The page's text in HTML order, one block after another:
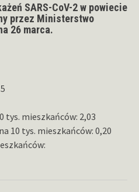
SARS-CoV-2 w powiecie
przez Ministerstwo
26 marca.
tys. mieszkańców: 2,03
10 tys. mieszkańców: 0,20